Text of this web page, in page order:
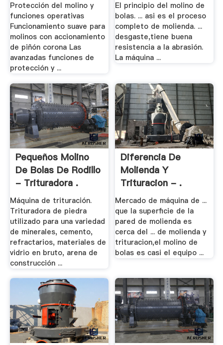
Protección del molino y
funciones operativas
Funcionamiento suave para
molinos con accionamiento
de piñón corona Las
avanzadas funciones de
protección y ...
El principio del molino de
bolas. ... asi es el proceso
completo de molienda. ...
desgaste,tiene buena
resistencia a la abrasión.
La máquina ...
Pequeños Molino
De Bolas De Rodillo
- Trituradora .
Máquina de trituración.
Trituradora de piedra
utilizado para una variedad
de minerales, cemento,
refractarios, materiales de
vidrio en bruto, arena de
construcción ...
Diferencia De
Molienda Y
Trituracion - .
Mercado de máquina de ...
que la superficie de la
pared de molienda es
cerca del ... de molienda y
trituracion,el molino de
bolas es casi el equipo ...